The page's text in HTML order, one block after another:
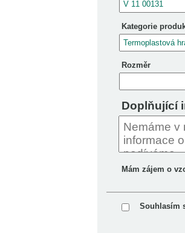
Kategorie
Rozměr
Doplňující
Mám zájem o
Souhlasím